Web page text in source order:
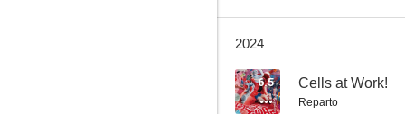
2024
6.5 Cells at Work!
Reparto